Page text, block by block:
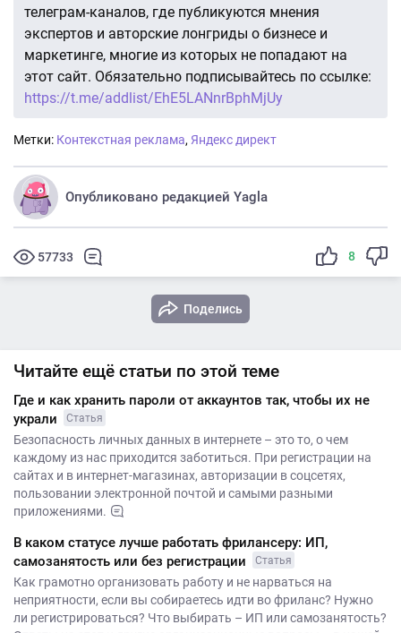
телеграм-каналов, где публикуются мнения
экспертов и авторские лонгриды о бизнесе и
маркетинге, многие из которых не попадают на
этот сайт. Обязательно подписывайтесь по ссылке:
https://t.me/addlist/EhE5LANnrBphMjUy
Метки: Контекстная реклама, Яндекс директ
Опубликовано редакцией Yagla
57733 8
Поделись
Читайте ещё статьи по этой теме
Где и как хранить пароли от аккаунтов так, чтобы их не
украли
Статья
Безопасность личных данных в интернете – это то, о чем
каждому из нас приходится заботиться. При регистрации на
сайтах и в интернет-магазинах, авторизации в соцсетях,
пользовании электронной почтой и самыми разными
приложениями.
В каком статусе лучше работать фрилансеру: ИП,
самозанятость или без регистрации
Статья
Как грамотно организовать работу и не нарваться на
неприятности, если вы собираетесь идти во фриланс? Нужно
ли регистрироваться? Что выбирать – ИП или самозанятость?